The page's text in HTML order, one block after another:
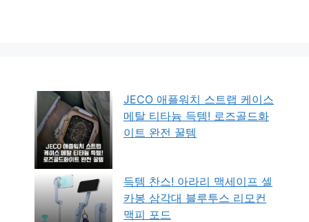
JECO 애플워치 스트랩 케이스
메탈 티타늄 득템! 로즈골드화
이트 완전 꿀템
득템 찬스! 아라리 맥세이프 셀
카봉 삼각대 블루투스 리모컨
맥피 포드